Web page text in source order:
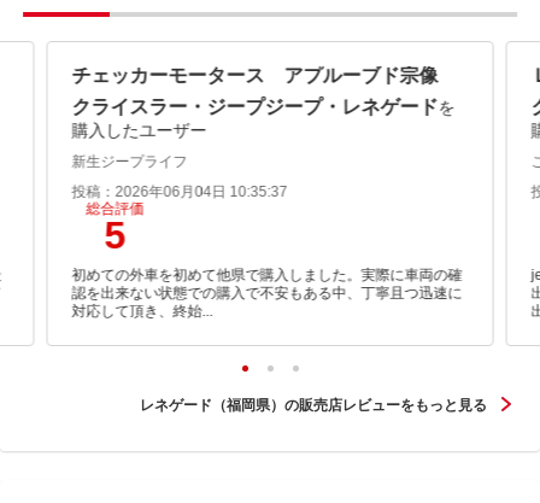
チェッカーモータース アプルーブド宗像
クライスラー・ジープジープ・レネゲードを
購入したユーザー
新生ジープライフ
投稿：2026年06月04日 10:35:37
総合評価
5
初めての外車を初めて他県で購入しました。実際に車両の確
認を出来ない状態での購入で不安もある中、丁寧且つ迅速に
対応して頂き、終始...
レネゲード（福岡県）の販売店レビューをもっと見る